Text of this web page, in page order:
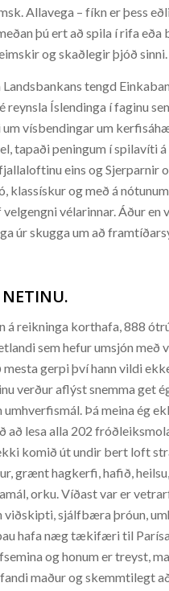
Allavega – fíkn er þess
þú ert að spila í rifa eða
og skaðlegir þjóð sinni.
tengd
reynsla Íslendinga í faginu
vísbendingar um
tapaði peningum í spilavíti
eins og Sjerparnir
klassískur og með á
velgengni vélarinnar. Áður
úr skugga um að
á reikninga korthafa, 888
sem hefur umsjón með
gerpi því hann vildi
verður aflýst snemma get
Þá meina ég
að lesa alla 202
komið út undir bert loft
grænt hagkerfi, hafið,
orku. Víðast var er
viðskipti, sjálfbæra þróun,
hafa næg tækifæri til
og honum er treyst,
maður og skemmtilegt